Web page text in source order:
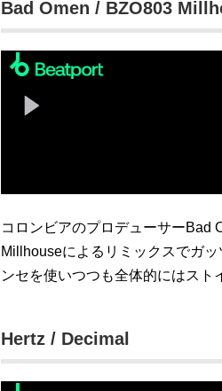
Bad Omen / BZO803
コロンビアのプロデューサーBad
Millhouseによるリミックスでガ
ンセを使いつつも全体的にはスト
Hertz / Decimal